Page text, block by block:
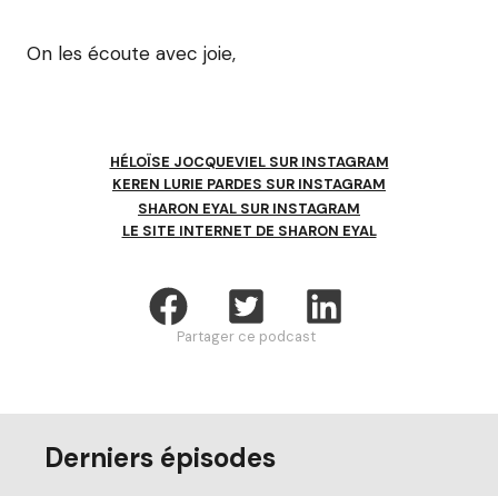
On les écoute avec joie,
HÉLOÏSE JOCQUEVIEL SUR INSTAGRAM
KEREN LURIE PARDES SUR INSTAGRAM
SHARON EYAL SUR INSTAGRAM
LE SITE INTERNET DE SHARON EYAL
Partager ce podcast
Derniers épisodes